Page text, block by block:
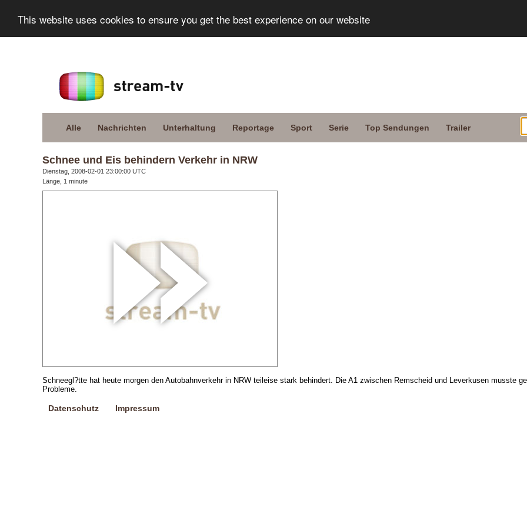
This website uses cookies to ensure you get the best experience on our website
Alle Nachrichten Unterhaltung Reportage Sport Serie Top Sendungen Trailer
Schnee und Eis behindern Verkehr in NRW
Dienstag, 2008-02-01 23:00:00 UTC
Länge, 1 minute
Schneegl?tte hat heute morgen den Autobahnverkehr in NRW teileise stark behindert. Die A1 zwischen Remscheid und Leverkusen musste
Probleme.
Datenschutz Impressum